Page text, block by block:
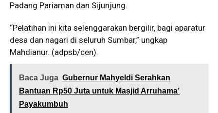
Padang Pariaman dan Sijunjung.
“Pelatihan ini kita selenggarakan bergilir, bagi aparatur
desa dan nagari di seluruh Sumbar,” ungkap
Mahdianur. (adpsb/cen).
Baca Juga Gubernur Mahyeldi Serahkan
Bantuan Rp50 Juta untuk Masjid Arruhama’
Payakumbuh